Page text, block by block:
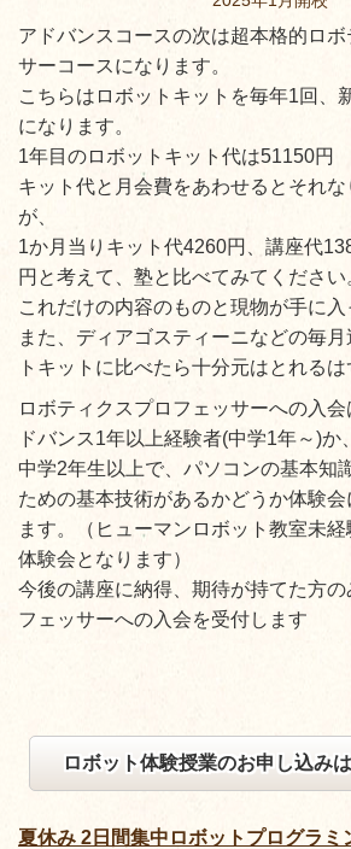
アドバンスコースの次は超本格的ロ
サーコースになります。
こちらは ロボットキットを毎年1回、
になります。
1年目のロボットキット代は51150円
キット代と月会費をあわせるとそれ
が、
1か月当りキット代4260円、講座代
円と考えて、塾と比べてみてください
これだけの内容のものと現物が手に入
また、ディアゴスティーニなどの毎
トキットに比べたら十分元はとれるは
ロボティクスプロフェッサーへの入
ドバンス1年以上経験者(中学1年～)か、
中学2年生以上で、パソコンの基本知
ための基本技術があるかどうか体験
ます。（ヒューマンロボット教室未
体験会となります）
今後の講座に納得、期待が持てた方
フェッサーへの入会を受付します
ロボット体験授業のお申し込み
夏休み 2日間集中ロボットプログラミ